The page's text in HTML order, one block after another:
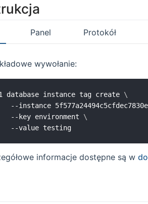
Panel Protokół
wywołanie:
database instance tag create \
--instance
	--key environment
\
informacje dostępne są w